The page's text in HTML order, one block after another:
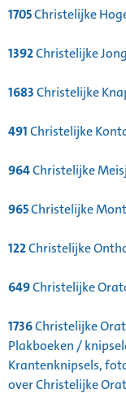
1705Christelijke
1392Christelijke
1683Christelijke
491Christelijke
964Christelijke
965Christelijke
122Christelijke
649Christelijke
1736Christelijke
Plakboeken /
Krantenknipsels,
over Christelijke